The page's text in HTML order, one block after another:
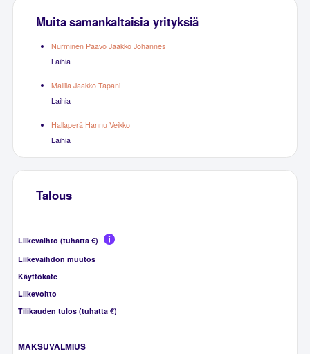
Muita samankaltaisia yrityksiä
Nurminen Paavo Jaakko Johannes
Laihia
Mallila Jaakko Tapani
Laihia
Hallaperä Hannu Veikko
Laihia
Talous
Liikevaihto (tuhatta €)
Liikevaihdon muutos
Käyttökate
Liikevoitto
Tilikauden tulos (tuhatta €)
MAKSUVALMIUS